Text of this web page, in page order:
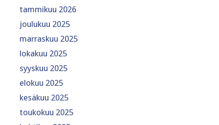
tammikuu 2026
joulukuu 2025
marraskuu 2025
lokakuu 2025
syyskuu 2025
elokuu 2025
kesäkuu 2025
toukokuu 2025